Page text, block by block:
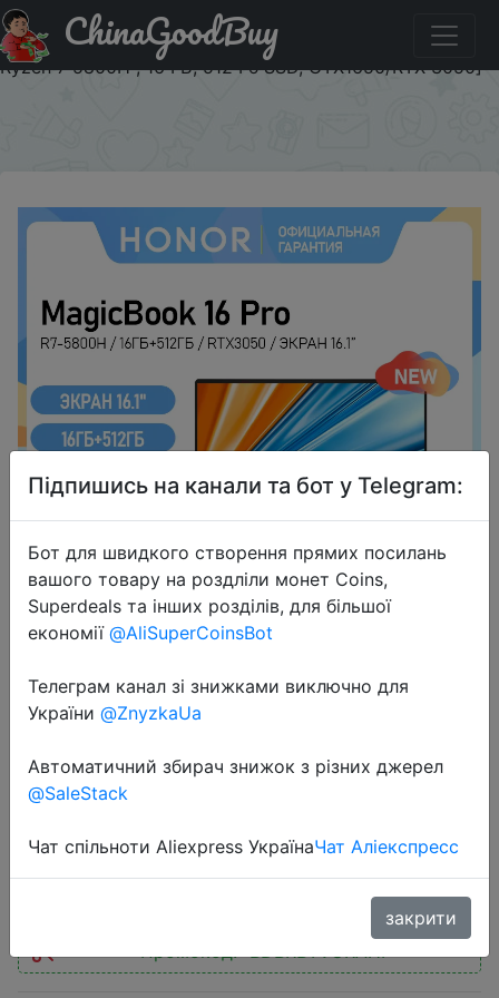
Придбати по знижці BDBRBTVURAHF Новый ноутбук
honor MagicBook Pro 16 [16,1 дюйма, IPS,144 Гц, AMD
Ryzen 7 5800H , 16 ГБ, 512 Гб SSD, GTX1650/RTX 3050]
ChinaGoodBuy
Новый ноутбук honor MagicBook
Pro 16 [16,1 дюйма, IPS,144 Гц, AMD
GTX1650/RTX 3050]
77800 руб.
Промокод:"BDBRBTVURAHF"
Підпишись на канали та бот у Telegram:
Бот для швидкого створення прямих посилань
вашого товару на роздліли монет Coins,
Superdeals та інших розділів, для більшої
економії @AliSuperCoinsBot
Телеграм канал зі знижками виключно для
України @ZnyzkaUa
Автоматичний збирач знижок з різних джерел
@SaleStack
Чат спільноти Aliexpress УкраїнаЧат Аліекспресс
закрити